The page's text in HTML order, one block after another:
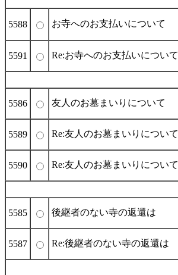
5588 お寺へのお支払いについて
5591 Re:お寺へのお支払いについて
5586 友人のお墓まいりについて
5589 Re:友人のお墓まいりについて
5590 Re:友人のお墓まいりについて
5585 後継者のない寺の返還は
5587 Re:後継者のない寺の返還は